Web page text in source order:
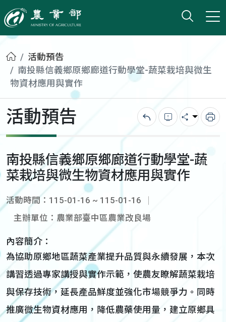
農業部
打開
小版
首頁活動預告
南投縣信義鄉原鄉廊道行動學堂-蔬菜栽培與微生
物資材應用與實作
活動預告 回上一頁錯誤回報
分享 列
南投縣信義鄉原鄉廊道行動學堂-蔬
菜栽培與微生物資材應用與實作
活動時間：115-01-16 ~ 115-01-16
主辦單位：農業部臺中區農業改良場
內容簡介：
為協助原鄉地區蔬菜產業提升品質與永續發展，本次
講習透過專家講授與實作示範，使農友瞭解蔬菜栽培
與保存技術，延長產品鮮度並強化市場競爭力。同時
推廣微生物資材應用，降低農藥使用量，建立原鄉具